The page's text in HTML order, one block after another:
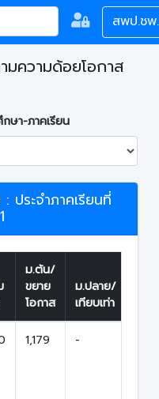
สพป.ช
ความด้อยโอกาส
ษา-ภาคเรียน
ประจำภาคเรียนที่
ม.ต้น/
ขยาย
โอกาส
ม.ปลาย/
เทียบเท่า
1,179 -